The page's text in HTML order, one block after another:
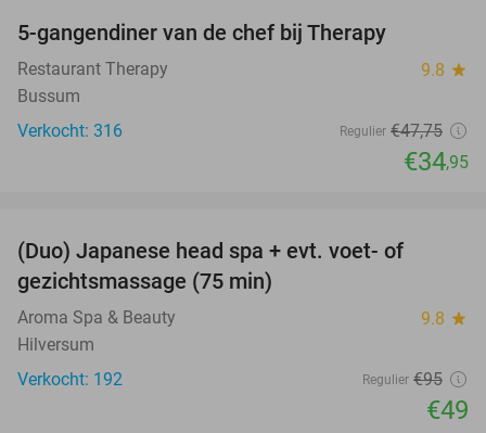
5-gangendiner van de chef bij Therapy
Restaurant Therapy 9.8 star
Bussum
Verkocht: 316
Regulier €47,75
€34,95
(Duo) Japanese head spa + evt. voet- of
gezichtsmassage (75 min)
Aroma Spa & Beauty 9.8 star
Hilversum
Verkocht: 192
Regulier €95
€49